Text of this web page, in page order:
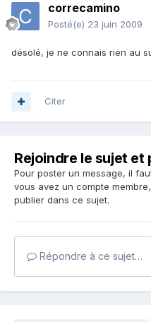
correcamino
Posté(e) 23 juin 2009
désolé, je ne connais rien au
Citer
Rejoindre le sujet
Pour poster un message, il
vous avez un compte membre,
publier dans ce sujet.
Répondre à ce sujet…